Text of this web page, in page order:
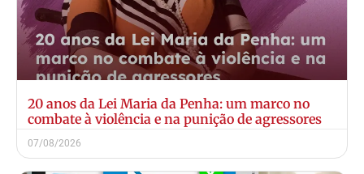
20 anos da Lei Maria da Penha: um marco no
combate à violência e na punição de agressores
07/08/2026